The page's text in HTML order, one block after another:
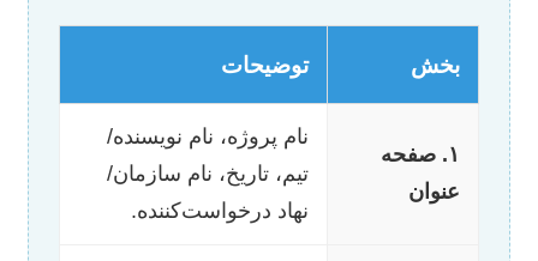
بخش توضیحات
۱. صفحه
عنوان
نام پروژه، نام نویسنده/
تیم، تاریخ، نام سازمان/
نهاد درخواست‌کننده.